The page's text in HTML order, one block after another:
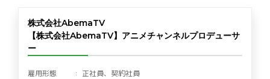
株式会社AbemaTV
【株式会社AbemaTV】アニメチャンネルプロデューサ
ー
雇用形態
正社員、契約社員